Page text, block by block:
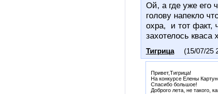
Ой, а где уже его
голову напекло
охра, и тот факт,
захотелось
Тигрица (15/07/25
Привет,Тигрица!
На конкурсе Елены
Спасибо большое!
Доброго лета, не такого,